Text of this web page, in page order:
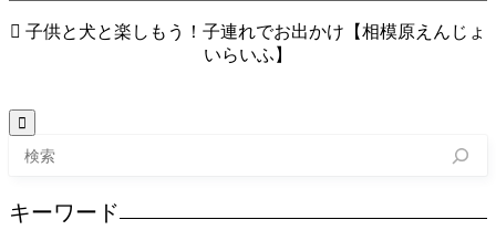
 子供と犬と楽しもう！子連れでお出かけ【相模原えんじょ
いらいふ】

キーワード